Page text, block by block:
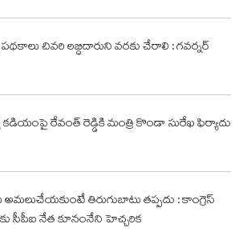
పథకాలు చివరి లబ్ధిదారుని వరకు చేరాలి : గవర్నర్‌
కడియంపై రేవంత్ రెడ్డికి మంత్రి కొండా సురేఖ ఫిర్యాదు
తిరుగుబాటు తప్పదు : కాంగ్రెస్
సీపీఐ నేత కూనంనేని హెచ్చరిక